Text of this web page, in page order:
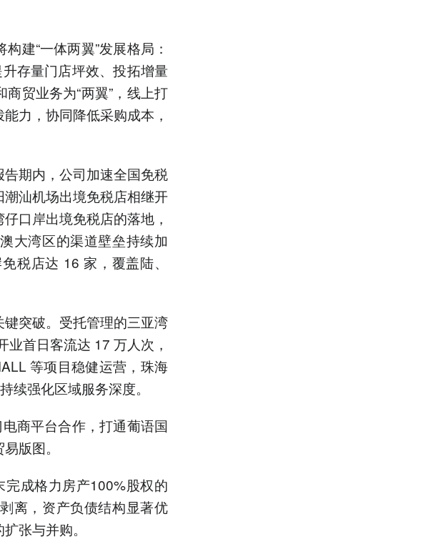
建“一体两翼”发展格局：
存量门店坪效、投拓增量
贸业务为“两翼”，线上打
力，协同降低采购成本，
期内，公司加速全国免税
汕机场出境免税店相继开
口岸出境免税店的落地，
大湾区的渠道壁垒持续加
税店达 16 家，覆盖陆、
突破。受托管理的三亚湾
首日客流达 17 万人次，
等项目稳健运营，珠海
续强化区域服务深度。
商平台合作，打通葡语国
版图。
成格力房产100%股权的
离，资产负债结构显著优
张与并购。